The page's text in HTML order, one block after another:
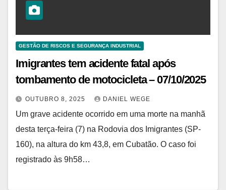
GESTÃO DE RISCOS E SEGURANÇA INDUSTRIAL
Imigrantes tem acidente fatal após
tombamento de motocicleta – 07/10/2025
OUTUBRO 8, 2025 DANIEL WEGE
Um grave acidente ocorrido em uma morte na manhã
desta terça-feira (7) na Rodovia dos Imigrantes (SP-
160), na altura do km 43,8, em Cubatão. O caso foi
registrado às 9h58…